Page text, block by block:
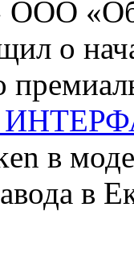
ООО
о
в
в